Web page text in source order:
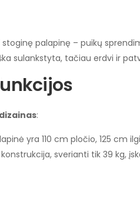
stoginę palapinę – puikų
sulankstyta, tačiau erdvi ir
:
yra 110 cm pločio, 125 cm
sverianti tik 39 kg,